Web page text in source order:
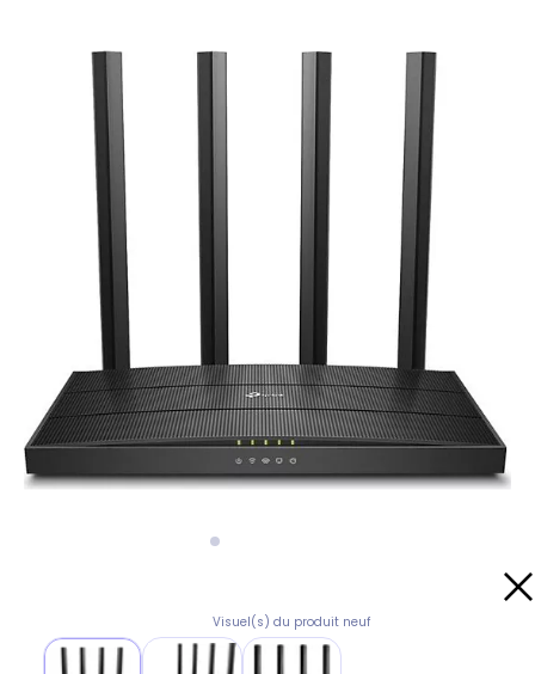
Visuel(s) du produit neuf